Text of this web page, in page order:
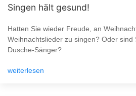
Singen hält gesund!
Hatten Sie wieder Freude, an
Weihnachtslieder zu singen? Oder
Dusche-Sänger?
weiterlesen